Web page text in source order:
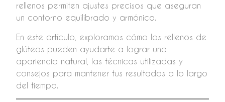
rellenos permiten ajustes precisos que aseguran
un contorno equilibrado y armónico.
En este artículo, exploramos cómo los rellenos de
glúteos pueden ayudarte a lograr una
apariencia natural, las técnicas utilizadas y
consejos para mantener tus resultados a lo largo
del tiempo.